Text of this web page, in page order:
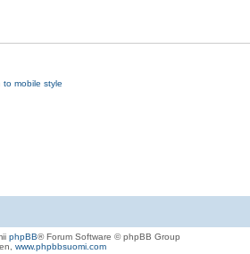
to mobile style
phpBB® Forum Software © phpBB Group
www.phpbbsuomi.com